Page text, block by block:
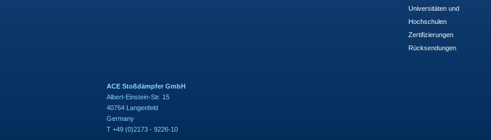
Universitäten und
Hochschulen
Zertifizierungen
Rücksendungen
ACE Stoßdämpfer GmbH
Albert-Einstein-Str. 15
40764 Langenfeld
Germany
T +49 (0)2173 - 9226-10